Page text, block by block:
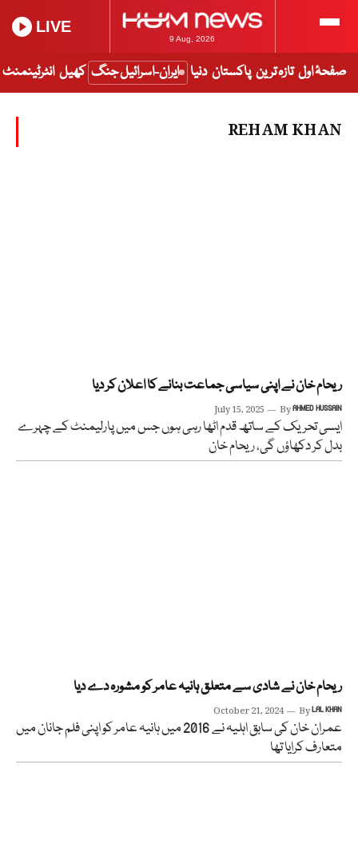
9 Aug, 2026
LIVE
صفحۂ اول تازہ ترین پاکستان دنیا ایران-اسرائیل جنگ کھیل انٹرٹینمنٹ
REHAM KHAN
ریحام خان نے اپنی سیاسی جماعت بنانے کا اعلان کر دیا
July 15, 2025 ByAHMED HUSSAIN
ایسی تحریک کے ساتھ قدم اٹھا رہی ہوں جس میں پارلیمنٹ کے چہرے
بدل کر دکھاؤں گی، ریحام خان
ریحام خان نے شادی سے متعلق ہانیہ عامر کو مشورہ دے دیا
October 21, 2024 ByLAL KHAN
عمران خان کی سابق اہلیہ نے 2016 میں ہانیہ عامر کو اپنی فلم جانان میں
متعارف کرایا تھا